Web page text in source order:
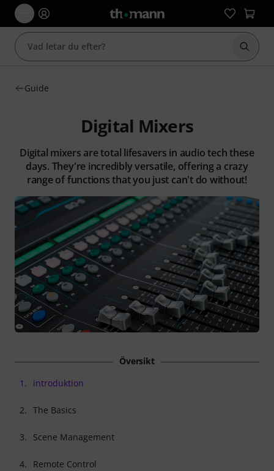
Börja
Guide
Digital Mixers
Digital mixers are total lifesavers in audio tech these
days. They're incredibly versatile, offering a crazy
range of functions that you just can't do without!
Översikt
1.
introduktion
2. The Basics
3. Scene Management
4. Remote Control